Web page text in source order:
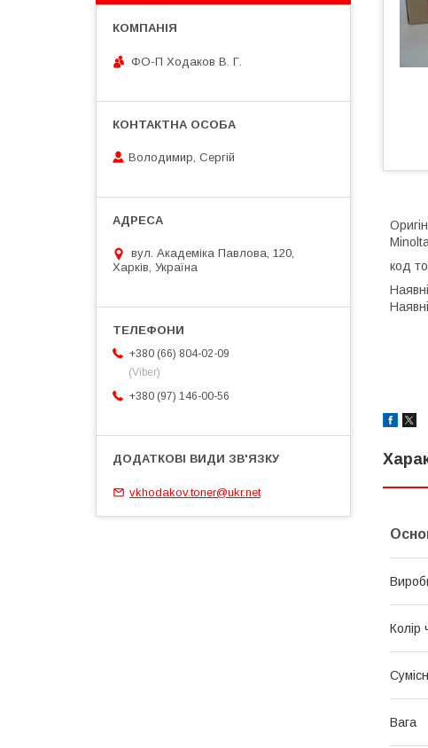
код
Колір
Вага
ФО-П Ходаков В. Г.
Володимир, Сергій
вул. Академіка Павлова, 120,
Харків, Україна
+380 (66) 804-02-09
(Viber)
+380 (97) 146-00-56
vkhodakov.toner@ukr.net